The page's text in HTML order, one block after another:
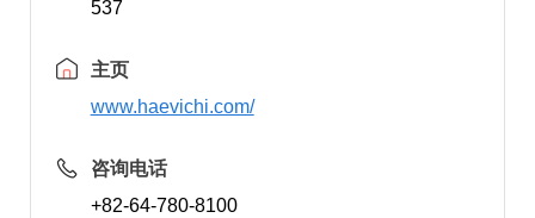
537
主页
www.haevichi.com/
咨询电话
+82-64-780-8100